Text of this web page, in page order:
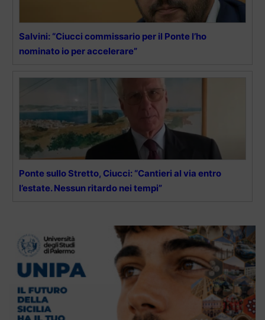
Salvini: “Ciucci commissario per il Ponte l’ho
nominato io per accelerare”
Ponte sullo Stretto, Ciucci: “Cantieri al via entro
l’estate. Nessun ritardo nei tempi”